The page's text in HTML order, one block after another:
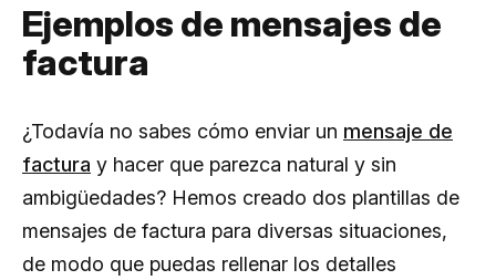
Ejemplos de mensajes de
factura
¿Todavía no sabes cómo enviar un mensaje de
factura y hacer que parezca natural y sin
ambigüedades? Hemos creado dos plantillas de
mensajes de factura para diversas situaciones,
de modo que puedas rellenar los detalles